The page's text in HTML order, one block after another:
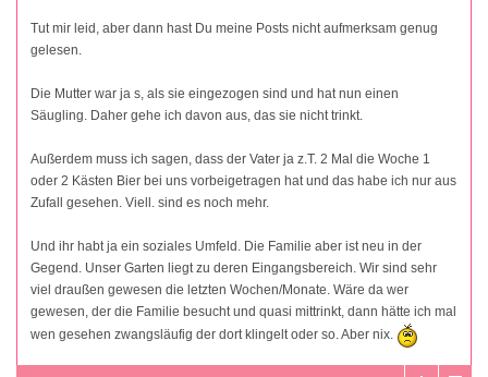
Tut mir leid, aber dann hast Du meine Posts nicht aufmerksam genug
gelesen.
Die Mutter war ja s, als sie eingezogen sind und hat nun einen
Säugling. Daher gehe ich davon aus, das sie nicht trinkt.
Außerdem muss ich sagen, dass der Vater ja z.T. 2 Mal die Woche 1
oder 2 Kästen Bier bei uns vorbeigetragen hat und das habe ich nur aus
Zufall gesehen. Viell. sind es noch mehr.
Und ihr habt ja ein soziales Umfeld. Die Familie aber ist neu in der
Gegend. Unser Garten liegt zu deren Eingangsbereich. Wir sind sehr
viel draußen gewesen die letzten Wochen/Monate. Wäre da wer
gewesen, der die Familie besucht und quasi mittrinkt, dann hätte ich mal
wen gesehen zwangsläufig der dort klingelt oder so. Aber nix.